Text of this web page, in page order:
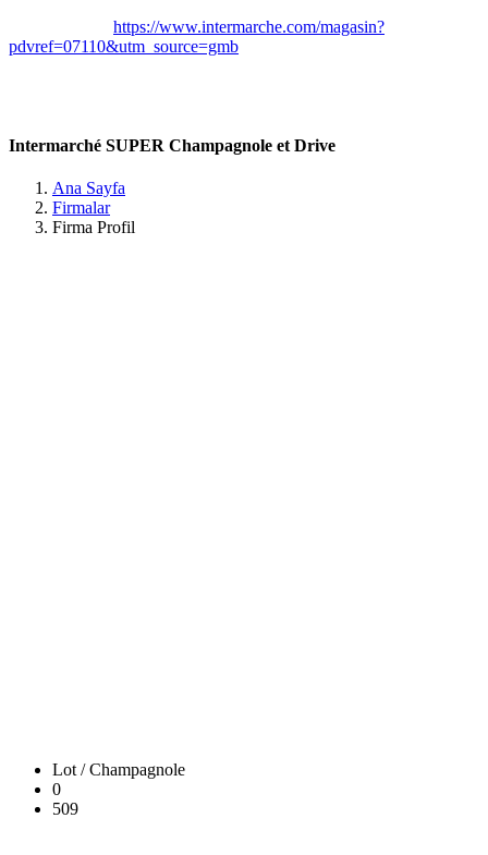
https://www.intermarche.com/magasin?
pdvref=07110&utm_source=gmb
Intermarché SUPER Champagnole et Drive
Ana Sayfa
Firmalar
Firma Profil
Lot / Champagnole
0
509